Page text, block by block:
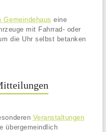
Gemeindehaus eine
mit Fahrrad- oder
die Uhr selbst betanken
Veranstaltungen
übergemeindlich